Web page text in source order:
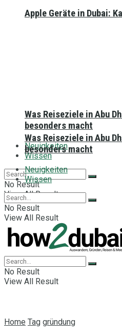
Was Reiseziele in Abu
besonders macht
Neuigkeiten
Wissen
No Result
View All Result
Apple Geräte in Dubai:
Was Reiseziele in Abu
besonders macht
Neuigkeiten
Wissen
No Result
View All Result
No Result
View All Result
Home Tag gründung